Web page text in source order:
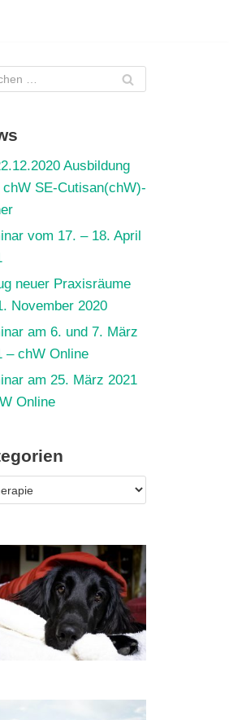
Ausbildung
chW SE-Cutisan(chW)-
vom 17. – 18. April
neuer Praxisräume
November 2020
am 6. und 7. März
– chW Online
am 25. März 2021
Online